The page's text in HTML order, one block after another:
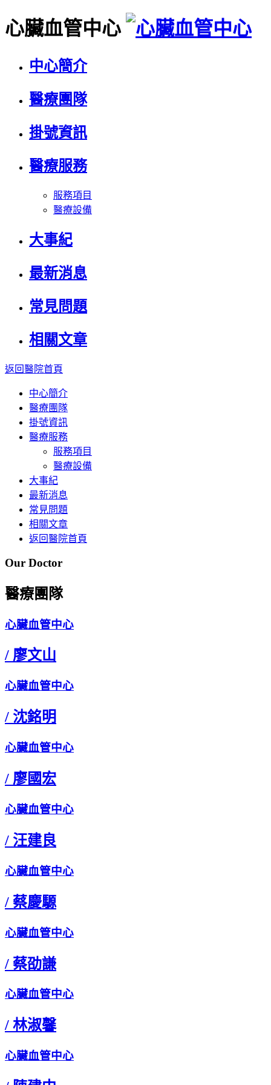
心臟血管中心
中心簡介
醫療團隊
掛號資訊
醫療服務
服務項目
醫療設備
大事紀
最新消息
常見問題
相關文章
返回醫院首頁
中心簡介
醫療團隊
掛號資訊
醫療服務
服務項目
醫療設備
大事紀
最新消息
常見問題
相關文章
返回醫院首頁
Our Doctor
醫療團隊
心臟血管中心
/ 廖文山
心臟血管中心
/ 沈銘明
心臟血管中心
/ 廖國宏
心臟血管中心
/ 汪建良
心臟血管中心
/ 蔡慶騵
心臟血管中心
/ 蔡劭謙
心臟血管中心
/ 林淑馨
心臟血管中心